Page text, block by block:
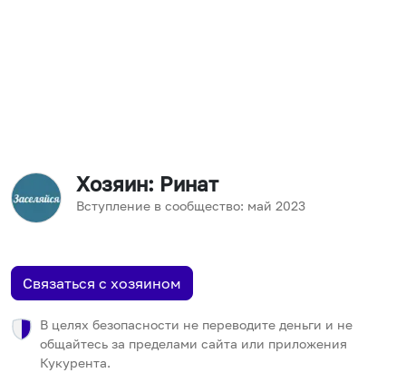
Хозяин: Ринат
Вступление в сообщество: май 2023
Связаться с хозяином
В целях безопасности не переводите деньги и не
общайтесь за пределами сайта или приложения
Кукурента.